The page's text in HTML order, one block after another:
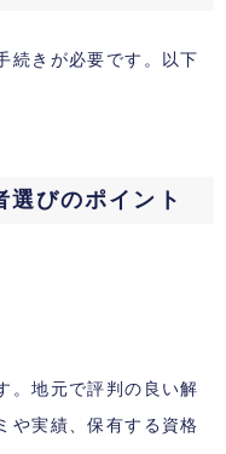
続きが必要です。以下
選びのポイント
。地元で評判の良い解
や実績、保有する資格